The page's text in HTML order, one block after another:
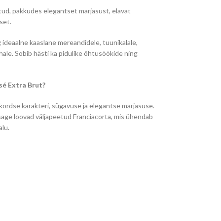
pakkudes elegantset marjasust, elavat
kaaslane mereandidele, tuunikalale,
Sobib hästi ka pidulike õhtusöökide ning
Extra Brut?
karakteri, sügavuse ja elegantse marjasuse.
loovad väljapeetud Franciacorta, mis ühendab